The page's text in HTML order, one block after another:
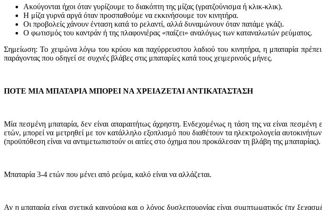
Ακούγονται ήχοι όταν γυρίζουμε το διακόπτη της μίζας (γρατζούνισμα ή κλικ-κλικ).
Η μίζα γυρνά αργά όταν προσπαθούμε να εκκινήσουμε τον κινητήρα.
Οι προβολείς χάνουν ένταση κατά το ρελαντί, αλλά δυναμώνουν όταν πατάμε γκάζι.
Ο φωτισμός του καντράν ή της πλαφονιέρας «παίζει» αναλόγως των καταναλωτών ρεύματος.
Σημείωση: Το χειμώνα λόγω του κρύου και παχύρρευστου λαδιού του κινητήρα, η μπαταρία πρέπει
παράγοντας που οδηγεί σε συχνές βλάβες στις μπαταρίες κατά τους χειμερινούς μήνες.
ΠΟΤΕ ΜΙΑ ΜΠΑΤΑΡΙΑ ΜΠΟΡΕΙ ΝΑ ΧΡΕΙΑΖΕΤΑΙ ΑΝΤΙΚΑΤΑΣΤΑΣΗ
Μία πεσμένη μπαταρία, δεν είναι απαραιτήτως άχρηστη. Ενδεχομένως η τάση της να είναι
ετών, μπορεί να μετρηθεί με τον κατάλληλο εξοπλισμό που διαθέτουν τα ηλεκτρολογεία
(προϋπόθεση είναι να αντιμετωπιστούν οι αιτίες στο όχημα που προκάλεσαν τη βλάβη της μπαταρίας).
Μπαταρία 3-4 ετών που μένει από ρεύμα, καλό είναι να αλλάζεται.
Αν η μπαταρία είναι σχετικά καινούρια και ο λόγος δυσλειτουργίας είναι συμπτωματικός (πχ